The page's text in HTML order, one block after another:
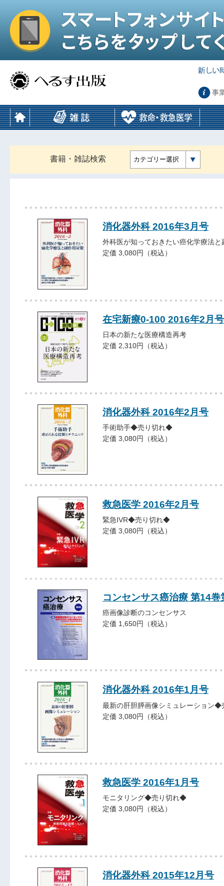
事
書籍・雑誌検索 カテゴリー選択
消化器外科 2016年3月号
外科医が知っておきたい癌化学療法
定価 3,080円（税込）
在宅新療0-100 2016年2月号
日本の新たな医療構造再考
定価 2,310円（税込）
消化器外科 2016年2月号
手術助手◆売り切れ◆
定価 3,080円（税込）
救急医学 2016年2月号
緊急IVR◆売り切れ◆
定価 3,080円（税込）
コンセンサス癌治療 第14巻
癌画像診断のコンセンサス
定価 1,650円（税込）
消化器外科 2016年1月号
最新の肝胆膵画像シミュレーション
定価 3,080円（税込）
救急医学 2016年1月号
モニタリング◆売り切れ◆
定価 3,080円（税込）
消化器外科 2015年12月号